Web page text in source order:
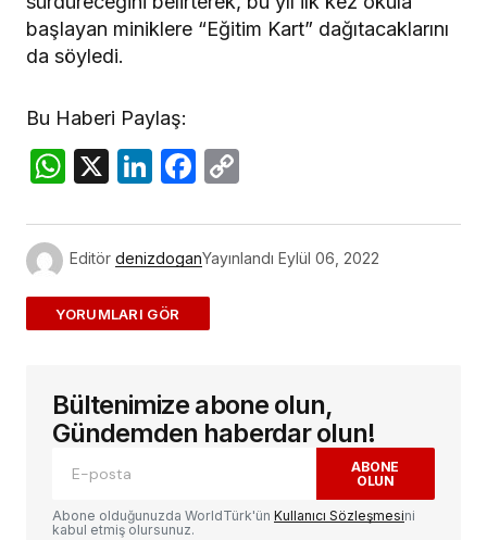
başlayan miniklere “Eğitim Kart” dağıtacaklarını
da söyledi.
Bu Haberi Paylaş:
WhatsApp
X LinkedIn
Facebook
Editör denizdoganYayınlandı Eylül 06, 2022
ADD A COMMENT
E-posta adresiniz yayınlanmayacak.
alanlar*ile işaretlenmişlerdir
Yorum
Bültenimize abone olun,
Gündemden haberdar olun!
ABONE
OLUN
Abone olduğunuzda WorldTürk'ün Kullanıcı Sözleşmesini
kabul etmiş olursunuz.